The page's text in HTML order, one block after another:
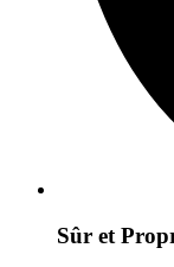
Sûr et